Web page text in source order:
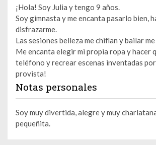
¡Hola! Soy Julia y tengo 9 años.
Soy gimnasta y me encanta pasarlo bien,
disfrazarme.
Las sesiones belleza me chiflan y bailar
Me encanta elegir mi propia ropa y hacer
teléfono y recrear escenas inventadas por
provista!
Notas personales
Soy muy divertida, alegre y muy
pequeñita.